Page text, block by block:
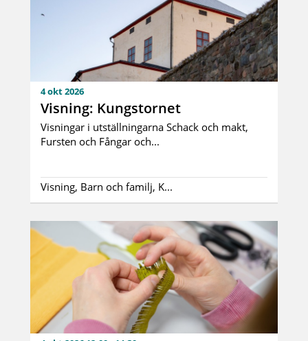
4 okt 2026
Visning: Kungstornet
Visningar i utställningarna Schack och makt,
Fursten och Fångar och...
Visning, Barn och familj, K...